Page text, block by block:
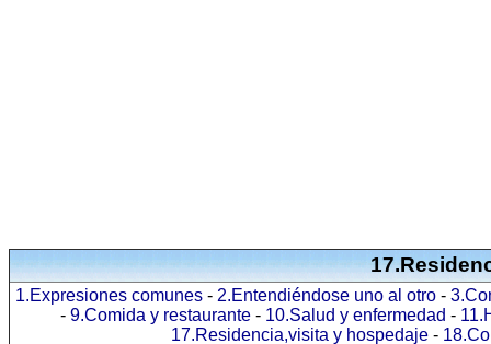
1.Expresiones comunes- 2.Entendiéndose uno al otro-
- 9.Comida y restaurante - 10.Salud y enfermedad -
17.Residencia,visita y hospedaje-